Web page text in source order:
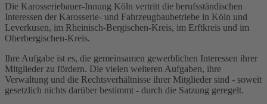
Die Karosseriebauer-Innung Köln vertritt die berufsständischen
Interessen der Karosserie- und Fahrzeugbaubetriebe in Köln und
Leverkusen, im Rheinisch-Bergischen-Kreis, im Erftkreis und im
Oberbergischen-Kreis.
Ihre Aufgabe ist es, die gemeinsamen gewerblichen Interessen ihrer
Mitglieder zu fördern. Die vielen weiteren Aufgaben, ihre
Verwaltung und die Rechtsverhältnisse ihrer Mitglieder sind - soweit
gesetzlich nichts darüber bestimmt - durch die Satzung geregelt.